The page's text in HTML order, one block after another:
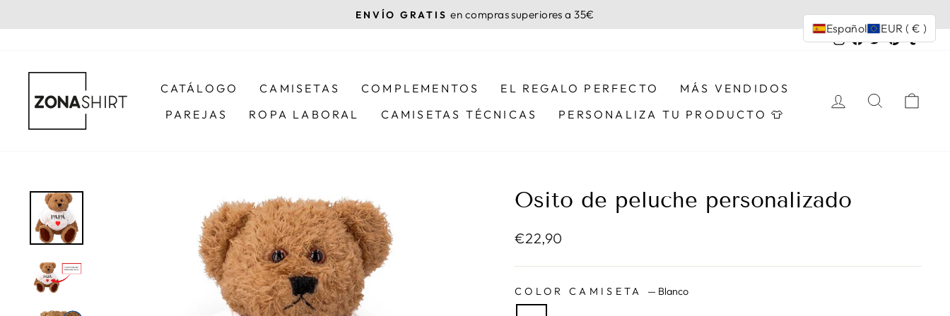
directamente
diapositivas
ENVÍO GRATIS en compras superiores a 35€
Instagram
Facebook
TwitterPinterest
CATÁLOGO CAMISETAS COMPLEMENTOS EL REGALO PERFECTO
MÁS VENDIDOS
PAREJAS
ROPA LABORAL CAMISETAS TÉCNICAS PERSONALIZA TU PRODUCTO 👕
INGRESAR
BUSCAR
Osito de peluche personalizado
Precio
€22,90
COLOR CAMISETA — Blanco
Español EUR ( € )